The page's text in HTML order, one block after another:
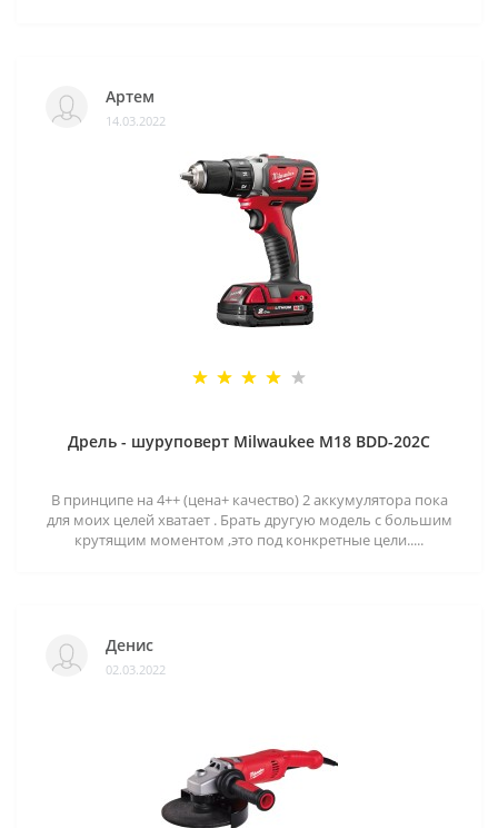
Артем
14.03.2022
Дрель - шуруповерт Milwaukee M18 BDD-202C
В принципе на 4++ (цена+ качество) 2 аккумулятора пока
для моих целей хватает . Брать другую модель с большим
крутящим моментом ,это под конкретные цели.....
Денис
02.03.2022